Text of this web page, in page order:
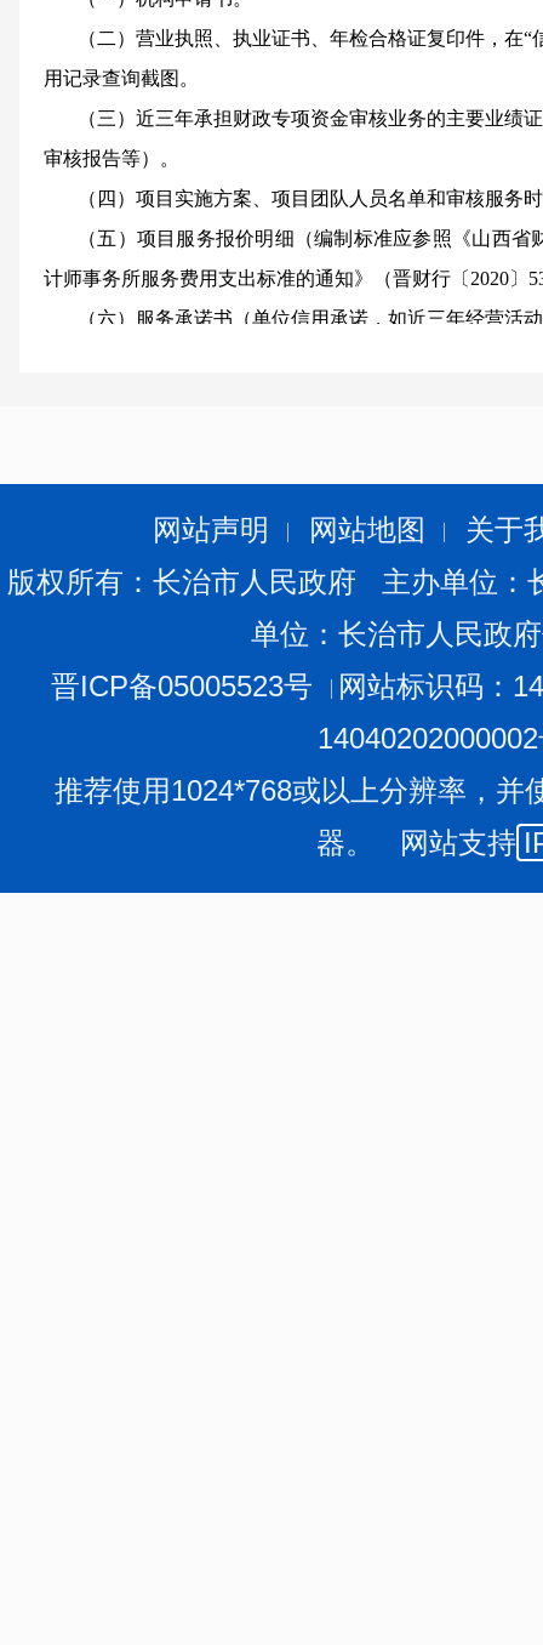
（二）营业执照、执业证书、年检合格证复印件，在“
用记录查询截图。
（三）近三年承担财政专项资金审核业务的主要业绩
审核报告等）。
（四）项目实施方案、项目团队人员名单和审核服务
（五）项目服务报价明细（编制标准应参照《山西
计师事务所服务费用支出标准的通知》（晋财行〔 2020〕
（六）服务承诺书（单位信用承诺，如近三年经营活
（二）报名方式：申请单位将书面申报材料报送至市
联系人
：高雪琴
程茜
0355-3151312
地 址：长治市长兴南路70号
网站声明 网站地图
关于
版权所有：长治市人民政府 主办单位
单位：长治市人民政
晋ICP备05005523号
网站标识码：
推荐使用1024*768或以上分辨率，并
器。 网站支持